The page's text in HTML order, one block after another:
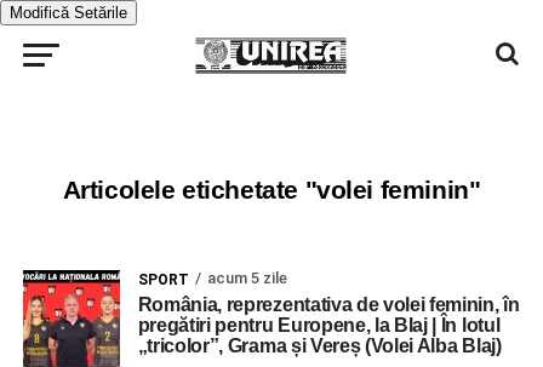
Modifică Setările
Articolele etichetate "volei feminin"
SPORT acum 5 zile
România, reprezentativa de volei feminin, în
pregătiri pentru Europene, la Blaj | În lotul
„tricolor”, Grama și Vereș (Volei Alba Blaj)